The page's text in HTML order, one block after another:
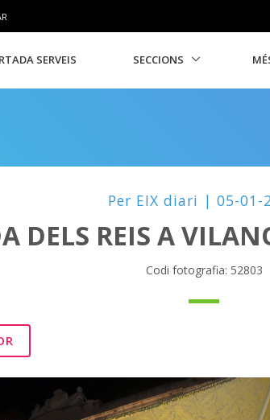
SERVEIS SECCIONS
Per EIX diari | 05-01-
DELS REIS A
Codi fotografia: 52803